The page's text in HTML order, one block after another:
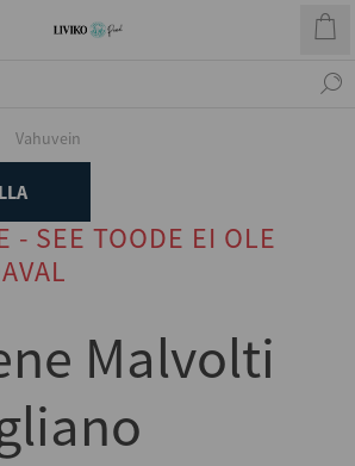
Vahuvein
- SEE TOODE EI OLE
Malvolti